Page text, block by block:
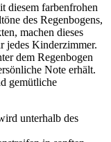
diesem farbenfrohen
des Regenbogens,
machen dieses
jedes Kinderzimmer.
dem Regenbogen
Note erhält.
gemütliche
unterhalb des